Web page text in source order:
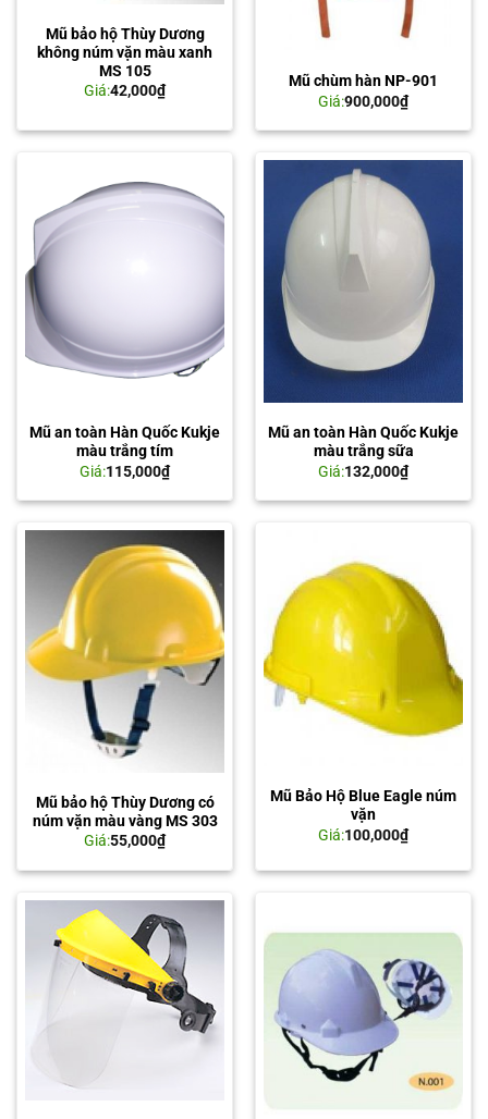
Mũ bảo hộ Thùy Dương
không núm vặn màu xanh
MS 105
Giá:42,000₫
Mũ chùm hàn NP-901
Giá:900,000₫
Mũ an toàn Hàn Quốc Kukje
màu trắng tím
Giá:115,000₫
Mũ an toàn Hàn Quốc Kukje
màu trắng sữa
Giá:132,000₫
Mũ bảo hộ Thùy Dương có
núm vặn màu vàng MS 303
Giá:55,000₫
Mũ Bảo Hộ Blue Eagle núm
vặn
Giá:100,000₫